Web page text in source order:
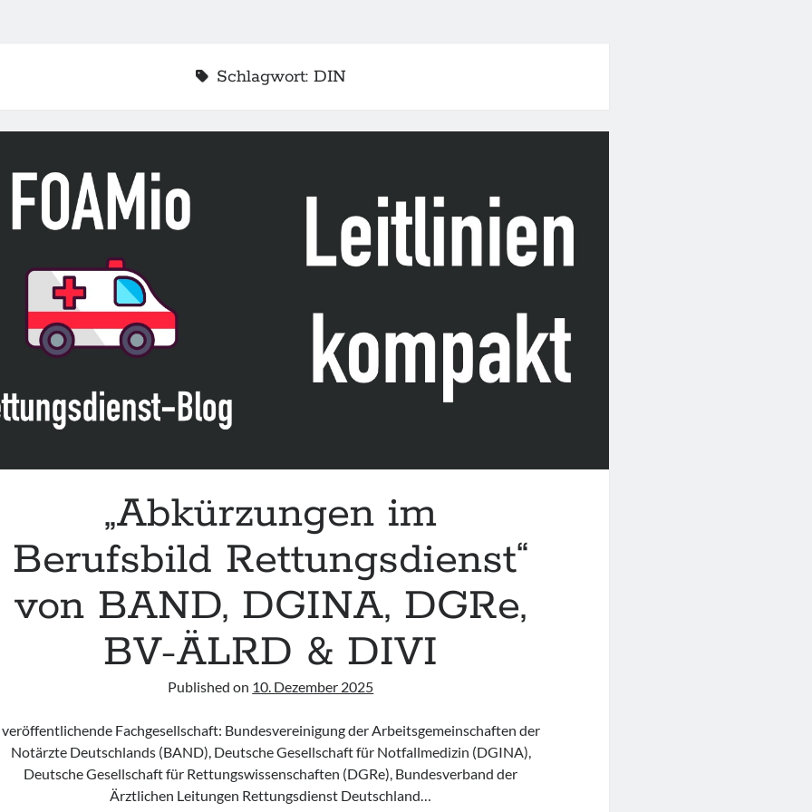
Schlagwort: DIN
„Abkürzungen im
Berufsbild Rettungsdienst“
von BAND, DGINA, DGRe,
BV-ÄLRD & DIVI
Published on 10. Dezember 2025
veröffentlichende Fachgesellschaft: Bundesvereinigung der Arbeitsgemeinschaften der
Notärzte Deutschlands (BAND), Deutsche Gesellschaft für Notfallmedizin (DGINA),
Deutsche Gesellschaft für Rettungswissenschaften (DGRe), Bundesverband der
Ärztlichen Leitungen Rettungsdienst Deutschland…